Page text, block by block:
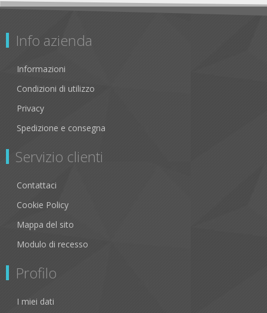
Info azienda
Informazioni
Condizioni di utilizzo
Privacy
Spedizione e consegna
Servizio clienti
Contattaci
Cookie Policy
Mappa del sito
Modulo di recesso
Profilo
I miei dati